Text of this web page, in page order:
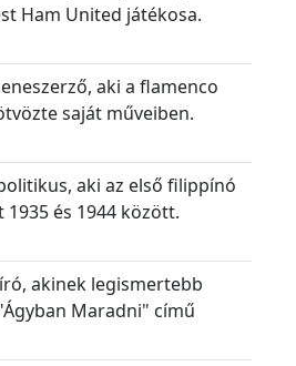
Ham United játékosa.
aki a flamenco
saját műveiben.
aki az első filippínó
1935 és 1944 között.
akinek legismertebb
Maradni" című